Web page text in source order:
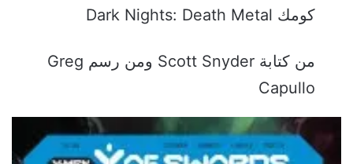
كومك Dark Nights: Death Metal
من كتابة Scott Snyder ومن رسم Greg
Capullo